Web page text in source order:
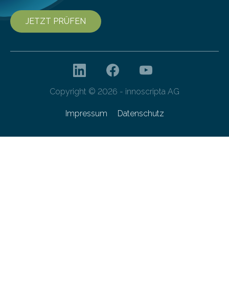
JETZT PRÜFEN
Copyright © 2026 - innoscripta AG
Impressum Datenschutz